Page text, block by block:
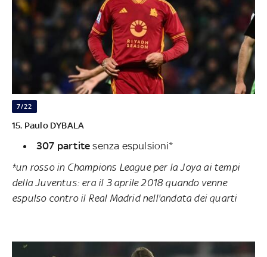
7/22
15. Paulo DYBALA
307 partitesenza espulsioni*
*un rosso in Champions League per la Joya ai tempi
della Juventus: era il 3 aprile 2018 quando venne
espulso contro il Real Madrid nell'andata dei quarti